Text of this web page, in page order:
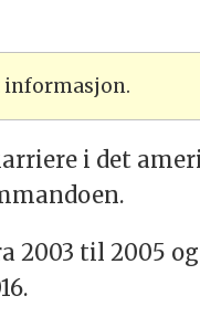
informasjon.
i det
2003 til 2005